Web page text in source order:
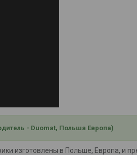
- Duomat, Польша Европа)
изготовлены в Польше, Европа, и